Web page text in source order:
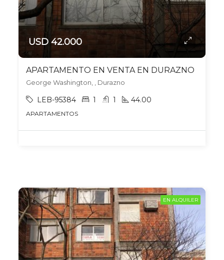
USD 42.000
APARTAMENTO EN VENTA EN DURAZNO
George Washington, , Durazno
LEB-95384 1 1 44.00
APARTAMENTOS
EN ALQUILER